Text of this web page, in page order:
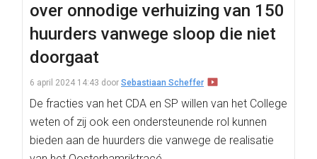
over onnodige verhuizing van 150
huurders vanwege sloop die niet
doorgaat
6 april 2024 14:43 door Sebastiaan Scheffer
De fracties van het CDA en SP willen van het College
weten of zij ook een ondersteunende rol kunnen
bieden aan de huurders die vanwege de realisatie